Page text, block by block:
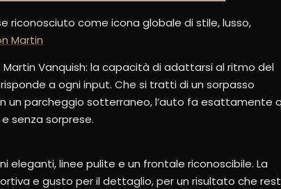
riconosciuto come icona globale di stile, lusso,
Martin
Vanquish: la capacità di adattarsi al ritmo del
a ogni input. Che si tratti di un sorpasso
un parcheggio sotterraneo, l’auto fa esattamente
senza sorprese.
eleganti, linee pulite e un frontale riconoscibile. La
e gusto per il dettaglio, per un risultato che